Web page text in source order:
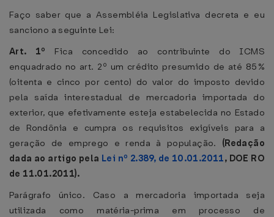
Faço saber que a Assembléia Legislativa decreta e eu
sanciono a seguinte Lei:
Art. 1º Fica concedido ao contribuinte do ICMS
enquadrado no art. 2º um crédito presumido de até 85%
(oitenta e cinco por cento) do valor do imposto devido
pela saída interestadual de mercadoria importada do
exterior, que efetivamente esteja estabelecida no Estado
de Rondônia e cumpra os requisitos exigíveis para a
geração de emprego e renda à população. (Redação
dada ao artigo pela Lei nº 2.389, de 10.01.2011, DOE RO
de 11.01.2011).
Parágrafo único. Caso a mercadoria importada seja
utilizada como matéria-prima em processo de